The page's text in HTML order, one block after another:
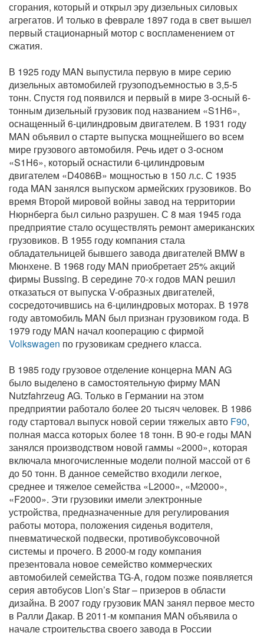
сгорания, который и открыл эру дизельных силовых
агрегатов. И только в феврале 1897 года в свет вышел
первый стационарный мотор с воспламенением от
сжатия.
В 1925 году MAN выпустила первую в мире серию
дизельных автомобилей грузоподъемностью в 3,5-5
тонн. Спустя год появился и первый в мире 3-осный 6-
тонным дизельный грузовик под названием «S1H6»,
оснащенный 6-цилиндровым двигателем. В 1931 году
MAN объявил о старте выпуска мощнейшего во всем
мире грузового автомобиля. Речь идет о 3-осном
«S1H6», который оснастили 6-цилиндровым
двигателем «D4086B» мощностью в 150 л.с. С 1935
года MAN занялся выпуском армейских грузовиков. Во
время Второй мировой войны завод на территории
Нюрнберга был сильно разрушен. С 8 мая 1945 года
предприятие стало осуществлять ремонт американских
грузовиков. В 1955 году компания стала
обладательницей бывшего завода двигателей BMW в
Мюнхене. В 1968 году MAN приобретает 25% акций
фирмы Bussing. В середине 70-х годов MAN решил
отказаться от выпуска V-образных двигателей,
сосредоточившись на 6-цилиндровых моторах. В 1978
году автомобиль MAN был признан грузовиком года. В
1979 году MAN начал кооперацию с фирмой
Volkswagen по грузовикам среднего класса.
В 1985 году грузовое отделение концерна MAN AG
было выделено в самостоятельную фирму MAN
Nutzfahrzeug AG. Только в Германии на этом
предприятии работало более 20 тысяч человек. В 1986
году стартовал выпуск новой серии тяжелых авто F90,
полная масса которых более 18 тонн. В 90-е годы MAN
занялся производством новой гаммы «2000», которая
включала многочисленные модели полной массой от 6
до 50 тонн. В данное семейство входили легкое,
среднее и тяжелое семейства «L2000», «M2000»,
«F2000». Эти грузовики имели электронные
устройства, предназначенные для регулирования
работы мотора, положения сиденья водителя,
пневматической подвески, противобуксовочной
системы и прочего. В 2000-м году компания
презентовала новое семейство коммерческих
автомобилей семейства TG-A, годом позже появляется
серия автобусов Lion’s Star – призеров в области
дизайна. В 2007 году грузовик MAN занял первое место
в Ралли Дакар. В 2011-м компания MAN объявила о
начале строительства своего завода в России